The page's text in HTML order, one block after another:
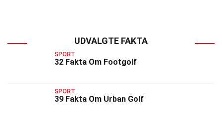
UDVALGTE FAKTA
SPORT
32 Fakta Om Footgolf
SPORT
39 Fakta Om Urban Golf